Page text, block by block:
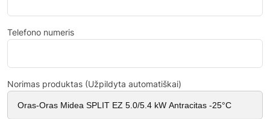
Telefono numeris
Norimas produktas (Užpildyta automatiškai)